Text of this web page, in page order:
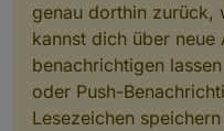
genau dorthin zurück,
kannst dich über neue
benachrichtigen
oder Push-
Lesezeichen